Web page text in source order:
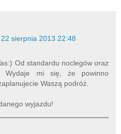
22 sierpnia 2013 22:48
Od standardu noclegów oraz
Wydaje mi się, że powinno
Waszą podróż.
wyjazdu!